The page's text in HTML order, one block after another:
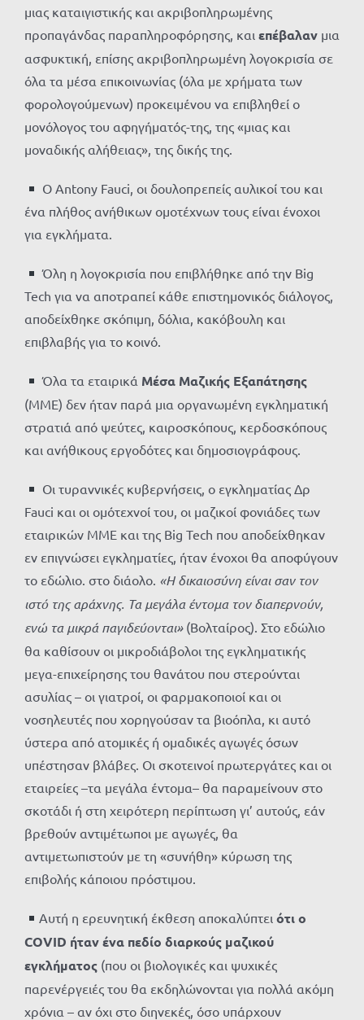
μιας καταιγιστικής και ακριβοπληρωμένης
προπαγάνδας παραπληροφόρησης, και επέβαλαν μια
ασφυκτική, επίσης ακριβοπληρωμένη λογοκρισία σε
όλα τα μέσα επικοινωνίας (όλα με χρήματα των
φορολογούμενων) προκειμένου να επιβληθεί ο
μονόλογος του αφηγήματός-της, της «μιας και
μοναδικής αλήθειας», της δικής της.
Ο Antony Fauci, οι δουλοπρεπείς αυλικοί του και
ένα πλήθος ανήθικων ομοτέχνων τους είναι ένοχοι
για εγκλήματα.
Όλη η λογοκρισία που επιβλήθηκε από την Big
Tech για να αποτραπεί κάθε επιστημονικός διάλογος,
αποδείχθηκε σκόπιμη, δόλια, κακόβουλη και
επιβλαβής για το κοινό.
Όλα τα εταιρικά Μέσα Μαζικής Εξαπάτησης
(ΜΜΕ) δεν ήταν παρά μια οργανωμένη εγκληματική
στρατιά από ψεύτες, καιροσκόπους, κερδοσκόπους
και ανήθικους εργοδότες και δημοσιογράφους.
Οι τυραννικές κυβερνήσεις, ο εγκληματίας Δρ
Fauci και οι ομότεχνοί του, οι μαζικοί φονιάδες των
εταιρικών ΜΜΕ και της Big Tech που αποδείχθηκαν
εν επιγνώσει εγκληματίες, ήταν ένοχοι θα αποφύγουν
το εδώλιο. στο διάολο. «Η δικαιοσύνη είναι σαν τον
ιστό της αράχνης. Τα μεγάλα έντομα τον διαπερνούν,
ενώ τα μικρά παγιδεύονται»(Βολταίρος). Στο εδώλιο
θα καθίσουν οι μικροδιάβολοι της εγκληματικής
μεγα-επιχείρησης του θανάτου που στερούνται
ασυλίας – οι γιατροί, οι φαρμακοποιοί και οι
νοσηλευτές που χορηγούσαν τα βιοόπλα, κι αυτό
ύστερα από ατομικές ή ομαδικές αγωγές όσων
υπέστησαν βλάβες. Οι σκοτεινοί πρωτεργάτες και οι
εταιρείες –τα μεγάλα έντομα– θα παραμείνουν στο
σκοτάδι ή στη χειρότερη περίπτωση γι’ αυτούς, εάν
βρεθούν αντιμέτωποι με αγωγές, θα
αντιμετωπιστούν με τη «συνήθη» κύρωση της
επιβολής κάποιου πρόστιμου.
Αυτή η ερευνητική έκθεση αποκαλύπτειότι ο
COVID ήταν ένα πεδίο διαρκούς μαζικού
εγκλήματος (που οι βιολογικές και ψυχικές
παρενέργειές του θα εκδηλώνονται για πολλά ακόμη
χρόνια – αν όχι στο διηνεκές, όσο υπάρχουν